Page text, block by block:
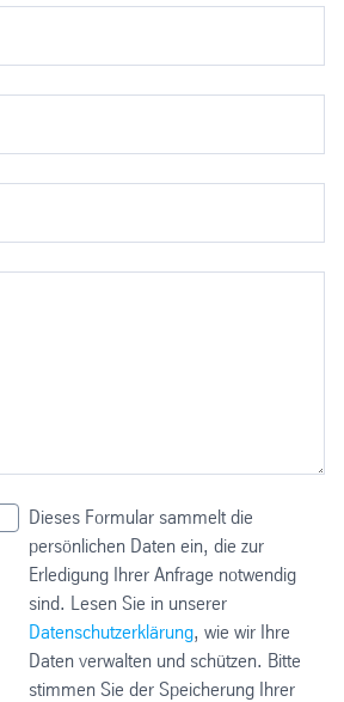
1.250 x 2.500 mm
(M), 1.500 x 3.000
Dieses Formular sammelt die
persönlichen Daten ein, die zur
Erledigung Ihrer Anfrage notwendig
sind. Lesen Sie in unserer
Datenschutzerklärung, wie wir Ihre
Daten verwalten und schützen. Bitte
stimmen Sie der Speicherung Ihrer